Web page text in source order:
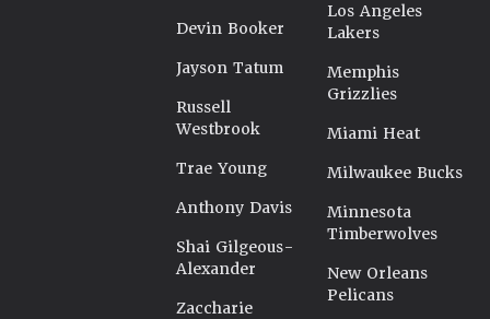
Devin Booker
Jayson Tatum
Russell
Westbrook
Trae Young
Anthony Davis
Shai Gilgeous-
Alexander
Zaccharie
Los Angeles
Lakers
Memphis
Grizzlies
Miami Heat
Milwaukee Bucks
Minnesota
Timberwolves
New Orleans
Pelicans